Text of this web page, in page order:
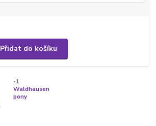
Přidat do košíku
-1
Waldhausen
pony